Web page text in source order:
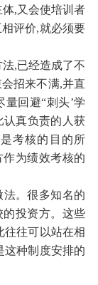
,又会使培训者
评价,就必须要
,已经造成了不
招来不满,并直
回避“刺头’学
认真负责的人获
考核的目的所
为绩效考核的
。很多知名的
投资方。这些
往往可以站在相
这种制度安排的